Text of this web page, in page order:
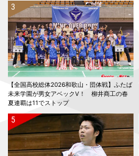
【全国高校総体2026和歌山・団体戦】ふたば
未来学園が男女アベックV！ 柳井商工の春
夏連覇は11でストップ